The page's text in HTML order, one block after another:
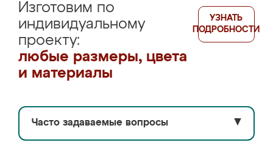
Изготовим по
индивидуальному
проекту:
любые размеры, цвета
и материалы
УЗНАТЬ
ПОДРОБНОСТИ
Часто задаваемые вопросы ▼